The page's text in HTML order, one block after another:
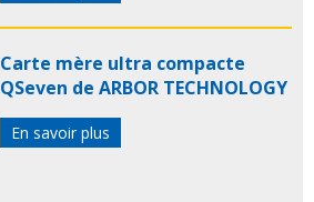
Carte mère ultra compacte
QSeven de ARBOR TECHNOLOGY
En savoir plus